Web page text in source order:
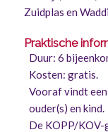
Zuidplas en
Praktische
Duur: 6
Kosten: gratis.
Vooraf vindt
ouder(s) en kind.
De KOPP/KOV-